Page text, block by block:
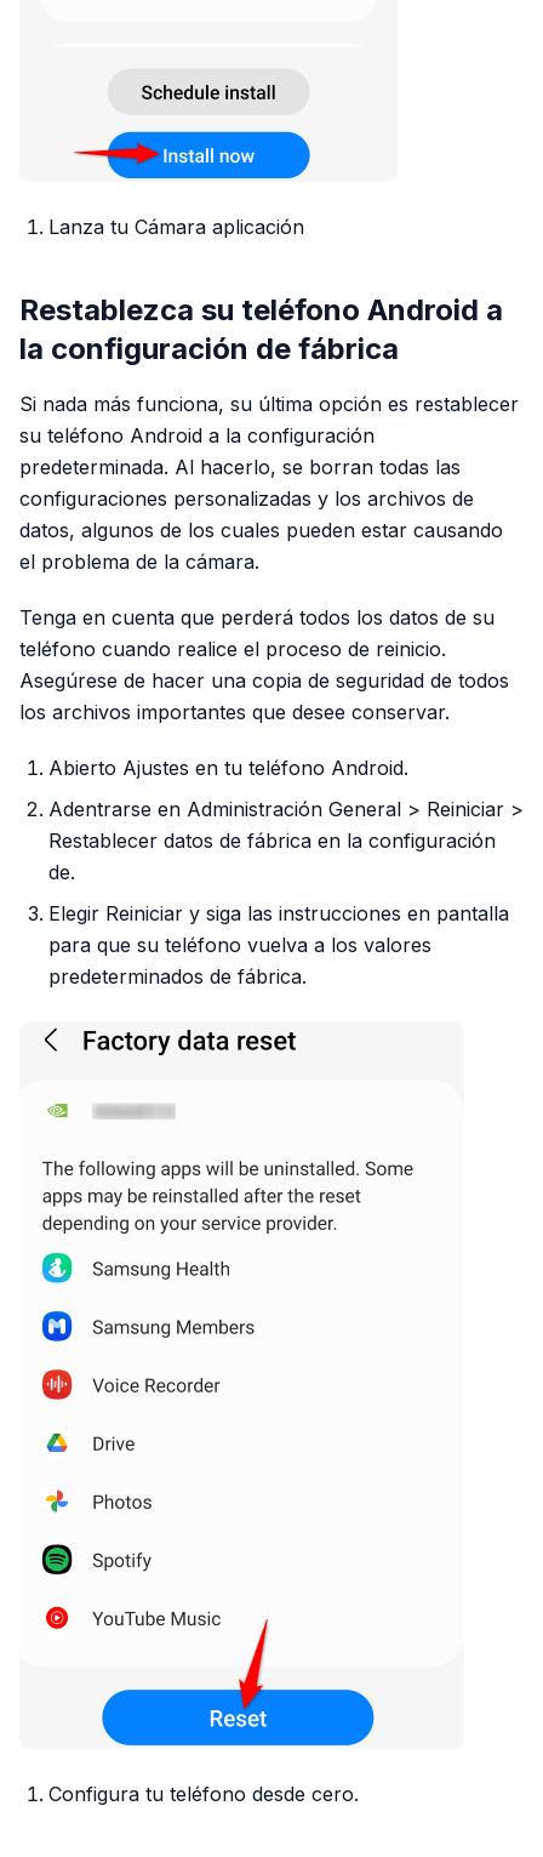
Lanza tu Cámara aplicación
Restablezca su teléfono Android a
la configuración de fábrica
Si nada más funciona, su última opción es restablecer
su teléfono Android a la configuración
predeterminada. Al hacerlo, se borran todas las
configuraciones personalizadas y los archivos de
datos, algunos de los cuales pueden estar causando
el problema de la cámara.
Tenga en cuenta que perderá todos los datos de su
teléfono cuando realice el proceso de reinicio.
Asegúrese de hacer una copia de seguridad de todos
los archivos importantes que desee conservar.
Abierto Ajustes en tu teléfono Android.
Adentrarse en Administración General > Reiniciar >
Restablecer datos de fábrica en la configuración
de.
Elegir Reiniciar y siga las instrucciones en pantalla
para que su teléfono vuelva a los valores
predeterminados de fábrica.
Configura tu teléfono desde cero.